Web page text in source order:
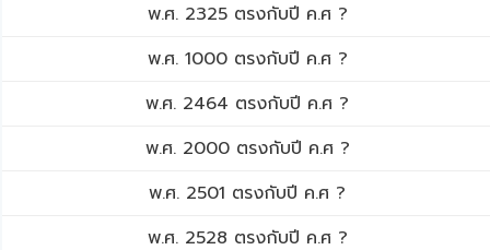
พ.ศ. 2325 ตรงกับปี ค.ศ ?
พ.ศ. 1000 ตรงกับปี ค.ศ ?
พ.ศ. 2464 ตรงกับปี ค.ศ ?
พ.ศ. 2000 ตรงกับปี ค.ศ ?
พ.ศ. 2501 ตรงกับปี ค.ศ ?
พ.ศ. 2528 ตรงกับปี ค.ศ ?